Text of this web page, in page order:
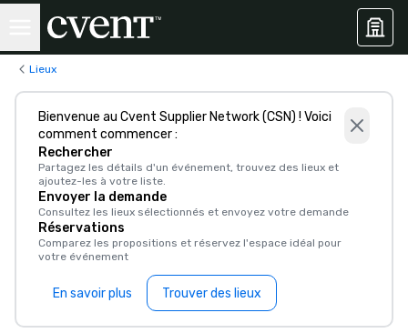
Lieux
Bienvenue au Cvent Supplier Network (CSN) ! Voici
comment commencer :
Rechercher
Partagez les détails d'un événement, trouvez des lieux et
ajoutez-les à votre liste.
Envoyer la demande
Consultez les lieux sélectionnés et envoyez votre demande
Réservations
Comparez les propositions et réservez l'espace idéal pour
votre événement
En savoir plus Trouver des lieux